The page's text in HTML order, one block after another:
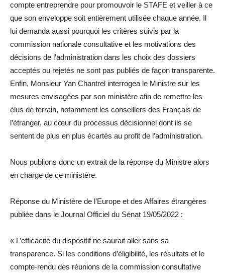
compte entreprendre pour promouvoir le STAFE et veiller à ce
que son enveloppe soit entièrement utilisée chaque année. Il
lui demanda aussi pourquoi les critères suivis par la
commission nationale consultative et les motivations des
décisions de l’administration dans les choix des dossiers
acceptés ou rejetés ne sont pas publiés de façon transparente.
Enfin, Monsieur Yan Chantrel interrogea le Ministre sur les
mesures envisagées par son ministère afin de remettre les
élus de terrain, notamment les conseillers des Français de
l’étranger, au cœur du processus décisionnel dont ils se
sentent de plus en plus écartés au profit de l’administration.
Nous publions donc un extrait de la réponse du Ministre alors
en charge de ce ministère.
Réponse du Ministère de l’Europe et des Affaires étrangères
publiée dans le Journal Officiel du Sénat 19/05/2022 :
« L’efficacité du dispositif ne saurait aller sans sa
transparence. Si les conditions d’éligibilité, les résultats et le
compte-rendu des réunions de la commission consultative